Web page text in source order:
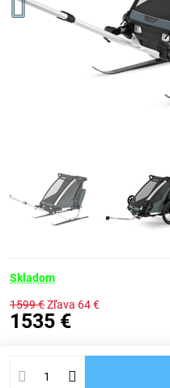
Skladom
1599 €Zľava 64 €
1535 €